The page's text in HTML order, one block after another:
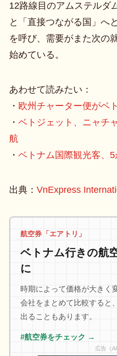
12路線目のアムステルダ
と「直接つながる国」へ
を呼び、需要がまた次の
始めている。
あわせて読みたい：
・ 欧州チャーター便がベ
・ ベトジェット、ニャチ
航
・ ベトナム国際観光客、
出典： VnExpress
航空券「エアトリ」
ベトナム行きの航
に
時期によって価格が大きく
会社をまとめて比較すると
出ることもあります。
#航空券をチェック →
広告（